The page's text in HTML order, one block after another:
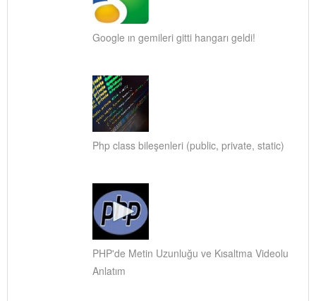
Google ın gemileri gitti hangarı geldi!
Php class bileşenleri (public, private, static)
PHP'de Metin Uzunluğu ve Kısaltma Videolu
Anlatım